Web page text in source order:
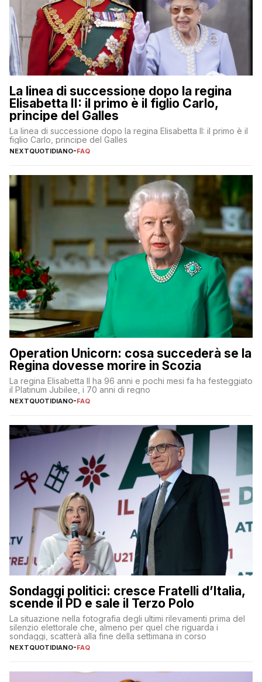
La linea di successione dopo la regina
Elisabetta II: il primo è il figlio Carlo,
principe del Galles
La linea di successione dopo la regina Elisabetta II: il primo è il
figlio Carlo, principe del Galles
NEXTQUOTIDIANO-FAQ
Operation Unicorn: cosa succederà se la
Regina dovesse morire in Scozia
La regina Elisabetta II ha 96 anni e pochi mesi fa ha festeggiato
il Platinum Jubilee, i 70 anni di regno
NEXTQUOTIDIANO-FAQ
Sondaggi politici: cresce Fratelli d’Italia,
scende il PD e sale il Terzo Polo
La situazione nella fotografia degli ultimi rilevamenti prima del
silenzio elettorale che, almeno per quel che riguarda i
sondaggi, scatterà alla fine della settimana in corso
NEXTQUOTIDIANO-FAQ